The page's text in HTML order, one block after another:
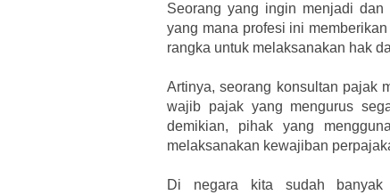
Seorang yang ingin menjadi
yang mana profesi ini
rangka untuk melaksanakan hak
Artinya, seorang konsultan pajak
wajib pajak yang mengurus
demikian, pihak yang
melaksanakan kewajiban
Di negara kita sudah banyak